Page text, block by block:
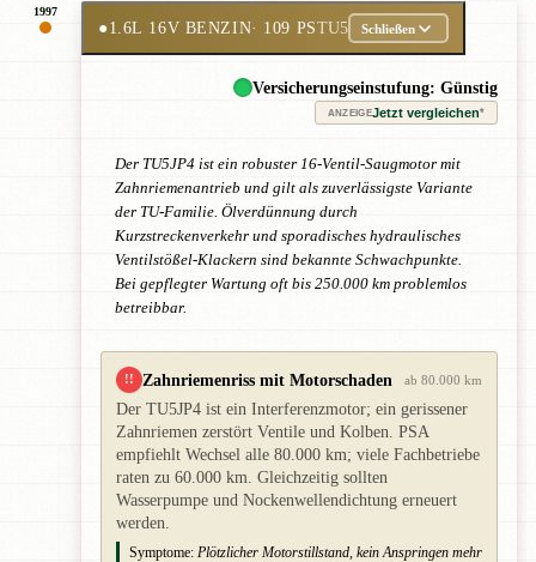
1997
●1.6L 16V BENZIN· 109 PSTU5 Schließen
Versicherungseinstufung: Günstig
ANZEIGEJetzt vergleichen*
Der TU5JP4 ist ein robuster 16-Ventil-Saugmotor mit
Zahnriemenantrieb und gilt als zuverlässigste Variante
der TU-Familie. Ölverdünnung durch
Kurzstreckenverkehr und sporadisches hydraulisches
Ventilstößel-Klackern sind bekannte Schwachpunkte.
Bei gepflegter Wartung oft bis 250.000 km problemlos
betreibbar.
!! Zahnriemenriss mit Motorschaden ab 80.000 km
Der TU5JP4 ist ein Interferenzmotor; ein gerissener
Zahnriemen zerstört Ventile und Kolben. PSA
empfiehlt Wechsel alle 80.000 km; viele Fachbetriebe
raten zu 60.000 km. Gleichzeitig sollten
Wasserpumpe und Nockenwellendichtung erneuert
werden.
Symptome: Plötzlicher Motorstillstand, kein Anspringen mehr